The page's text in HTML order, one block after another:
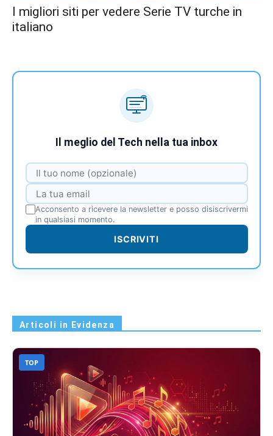
I migliori siti per vedere Serie TV turche in
italiano
Il meglio del Tech nella tua inbox
Acconsento a ricevere la newsletter e posso disiscrivermi
in qualsiasi momento.
ISCRIVITI
Articoli in Evidenza
TOP